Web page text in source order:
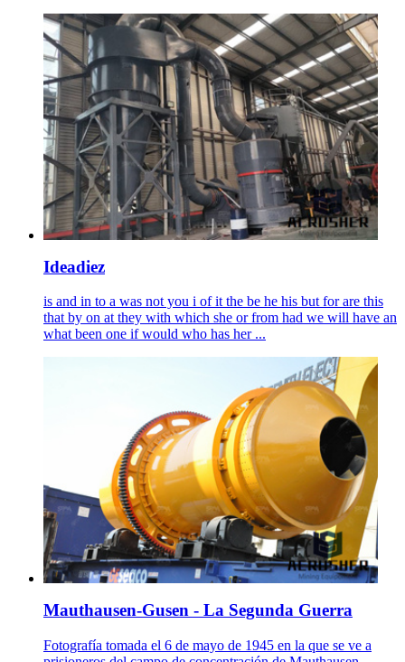
Ideadiez
is and in to a was not you i of it the be he his but for are this
that by on at they with which she or from had we will have an
what been one if would who has her ...
Mauthausen-Gusen - La Segunda Guerra
Fotografía tomada el 6 de mayo de 1945 en la que se ve a